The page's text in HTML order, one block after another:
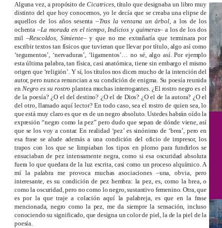
Alguna vez, a propósito deCicatrices, título que designaba un libro muy
distinto del que hoy conocemos, yo le decía que se creaba una elipse de
aquellos de los años sesenta –Tras la ventana un árbol, a los de los
ochenta –La morada en el tiempo,Indicios y quimeras– a los de los dos
mil –Rescoldos, Simiente– y que no me extrañaría que terminara por
escribir textos tan físicos que tuvieran que llevar por título, algo así como
‘tegumentos’, ‘nervaduras’, ‘ligamentos’… no sé, algo así. Por ejemplo
esta última palabra, tan física, casi anatómica, tiene sin embargo el mismo
origen que ‘religión’. Y sí, los títulos nos dicen mucho de la intención del
autor, pero nunca renuncian a su condición de enigma. Su poesía reunida
en Negro es su rostro plantea muchas interrogantes. ¿El rostro negro es el
de la poesía? ¿O el del destino? ¿O el de Dios? ¿O el de la autora? ¿O el
del otro, llamado aquí lector? En todo caso, sea el rostro de quien sea, lo
que está muy claro es que es de un negro absoluto. Ustedes habrán oído la
expresión “negro como la pez” pero dudo que sepan de dónde viene, así
que se los voy a contar. En realidad ‘pez’ es sinónimo de ‘brea’, pero en
esa frase se alude además a una condición del oficio de impresor, los
trapos con los que se limpiaban los tipos en plomo para fundirlos se
ensuciaban de pez intensamente negra, como si esa oscuridad absoluta
fuera lo que quedara de la luz escrita, casi como un proceso alquímico. A
mí la palabra me provoca muchas asociaciones –una, obvia, pero
interesante, es su condición de pez hembra: la pez, es, como la brea, o
como la oscuridad, pero no como lo negro, sustantivo femenino. Otra, que
es por la que traje a colación aquí la palabreja, es que en la frase
mencionada, negro como la pez, me da siempre la sensación, incluso
conociendo su significado, que designa un color de piel, la de la piel de la
poesía.